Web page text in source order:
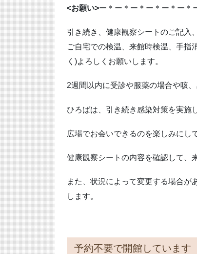
<お願い>ー＊ー＊ー＊ー＊ー＊ー＊
引き続き、健康観察シートのご記入、
ご自宅での検温、来館時検温、手指
く)よろしくお願いします。
2週間以内に受診や服薬の場合や咳
ひろばは、引き続き感染対策を実施
広場でお会いできるのを楽しみにし
健康観察シートの内容を確認して、
また、状況によって変更する場合が
します。
予約不要で開館しています